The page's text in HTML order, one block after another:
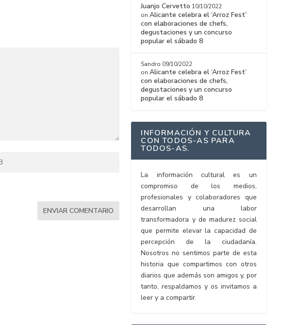
Juanjo Cervetto 10/10/2022
onAlicante celebra el ‘Arroz Fest’
con elaboraciones de chefs,
degustaciones y un concurso
popular el sábado 8
Sandro 09/10/2022
onAlicante celebra el ‘Arroz Fest’
con elaboraciones de chefs,
degustaciones y un concurso
popular el sábado 8
INFORMACIÓN Y CULTURA
CON TODOS-AS PARA
TODOS-AS.
La información cultural es un
compromiso de los medios,
profesionales y colaboradores que
desarrollan una labor
transformadora y de madurez social
que permite elevar la capacidad de
percepción de la ciudadanía.
Nosotros no sentimos parte de esta
historia que compartimos con otros
diarios que además son amigos y, por
tanto, respaldamos y os invitamos a
leer y a compartir.